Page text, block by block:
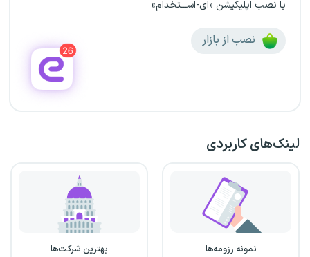
با نصب اپلیکیشن «ای-اســـتخدام»
نصب از بازار
لینک‌های کاربردی
نمونه رزومه‌ها بهترین شرکت‌ها